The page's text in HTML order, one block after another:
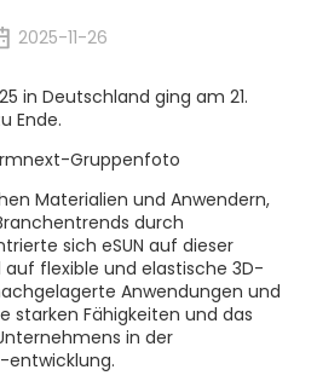
2025-11-26
in Deutschland ging am 21.
Ende.
Materialien und Anwendern,
durch
sich eSUN auf dieser
flexible und elastische 3D-
Anwendungen und
starken Fähigkeiten und das
in der
entwicklung.